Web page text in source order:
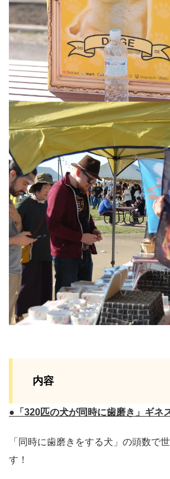
内容
●「320匹の犬が同時に歯磨き」ギネ
「同時に歯磨きをする犬」の頭数で
す！